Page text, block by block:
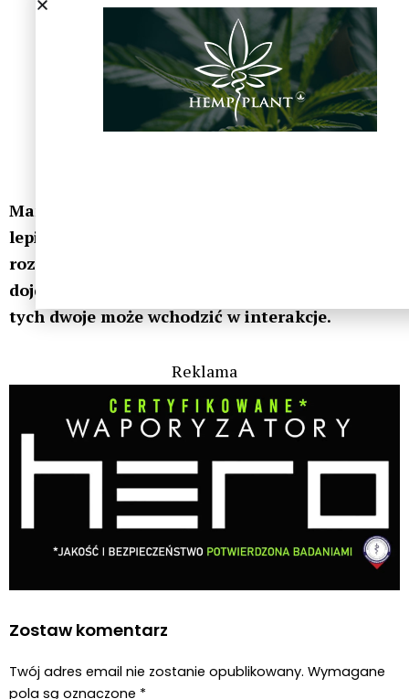
Mamy nadzieję, że nowe badania pozwolą nam
lepiej zrozumieć zarówno stwardnienie
rozsiane, jak i marihuanę, i ostatecznie
dojdziemy do jasnego wniosku, w jaki sposób
tych dwoje może wchodzić w interakcje.
Reklama
Zostaw komentarz
Twój adres email nie zostanie opublikowany. Wymagane
pola są oznaczone *